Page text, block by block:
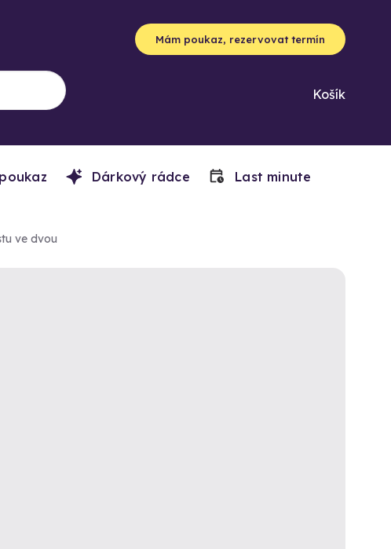
Mám poukaz, rezervovat termín
Košík
Dárkový rádce Last minute
ve dvou